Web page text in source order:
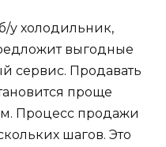
у холодильник,
выгодные
сервис. Продавать
проще
Процесс продажи
шагов. Это